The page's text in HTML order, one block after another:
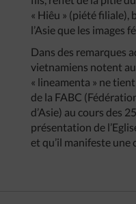
« Hiêu » (piété filiale),
l’Asie que les images
Dans des remarques
vietnamiens notent
« lineamenta » ne
de la FABC
d’Asie) au cours des
présentation de
et qu’il manifeste une